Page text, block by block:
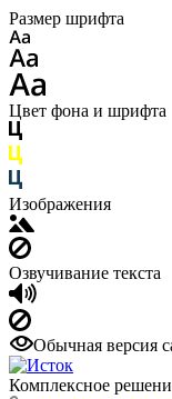
Размер шрифта
Цвет фона и шрифта
Изображения
Озвучивание текста
Обычная версия
Комплексное